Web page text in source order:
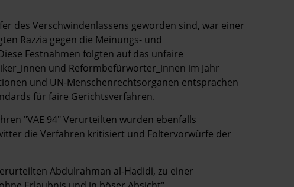
des Verschwindenlassens geworden sind, war einer
Razzia gegen die Meinungs- und
Festnahmen folgten auf das unfaire
und Reformbefürworter_innen im Jahr
und UN-Menschenrechtsorganen entsprachen
für faire Gerichtsverfahren.
"VAE 94" Verurteilten wurden ebenfalls
die Verfahren kritisiert und Foltervorwürfe der
Abdulrahman al-Hadidi, zu einer